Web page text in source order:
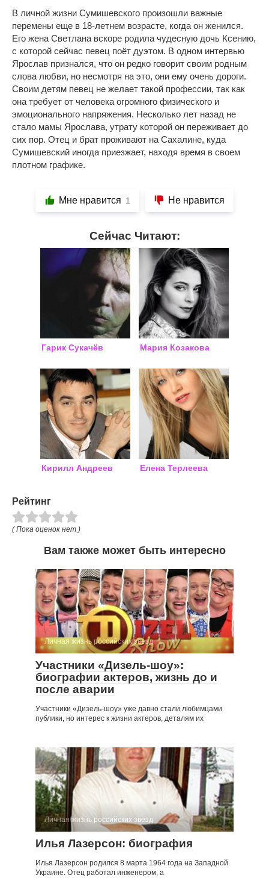
В личной жизни Сумишевского произошли важные
перемены еще в 18-летнем возрасте, когда он женился.
Его жена Светлана вскоре родила чудесную дочь Ксению,
с которой сейчас певец поёт дуэтом. В одном интервью
Ярослав признался, что он редко говорит своим родным
слова любви, но несмотря на это, они ему очень дороги.
Своим детям певец не желает такой профессии, так как
она требует от человека огромного физического и
эмоционального напряжения. Несколько лет назад не
стало мамы Ярослава, утрату которой он переживает до
сих пор. Отец и брат проживают на Сахалине, куда
Сумишевский иногда приезжает, находя время в своем
плотном графике.
Мне нравится 1 Не нравится
Сейчас Читают:
Гарик Сукачёв Мария Козакова
Кирилл Андреев Елена Терлеева
Рейтинг
( Пока оценок нет )
Вам также может быть интересно
Личная жизнь российских звезд
Участники «Дизель-шоу»:
биографии актеров, жизнь до и
после аварии
Участники «Дизель-шоу» уже давно стали любимцами
публики, но интерес к жизни актеров, деталям их
Личная жизнь российских звезд
Илья Лазерсон: биография
Илья Лазерсон родился 8 марта 1964 года на Западной
Украине. Отец работал инженером, а